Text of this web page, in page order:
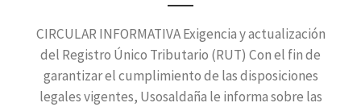
CIRCULAR INFORMATIVA Exigencia y actualización
del Registro Único Tributario (RUT) Con el fin de
garantizar el cumplimiento de las disposiciones
legales vigentes, Usosaldaña le informa sobre las